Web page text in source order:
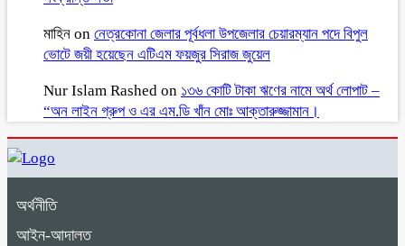
মাহিন on নেত্রকোনা জেলার পূর্বধলা উপজেলার চেয়ারম্যান পদে বিপুল
ভোটে জয়ী হয়েছেন এটিএম ফয়জুর সিরাজ জুয়েল
Nur Islam Rashed on ১৩৬ কোটি টাকা ঋণের নামে অর্থ লোপাট –
“অন লাইন গ্রুপ ও এর এম.ডি খাঁন মোঃ আক্তারুজ্জামান।
অর্থনীতি
আইন-আদালত